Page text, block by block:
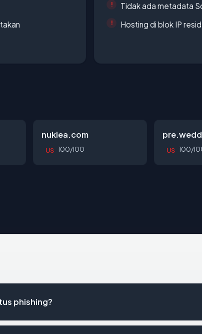
Tidak ada metadata
Hosting di blok IP
nuklea.com
US 100/100 US 100/
phishing?